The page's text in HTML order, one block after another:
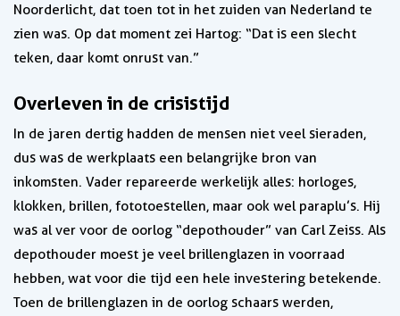
Noorderlicht, dat toen tot in het zuiden van Nederland te
zien was. Op dat moment zei Hartog: “Dat is een slecht
teken, daar komt onrust van.”
Overleven in de crisistijd
In de jaren dertig hadden de mensen niet veel sieraden,
dus was de werkplaats een belangrijke bron van
inkomsten. Vader repareerde werkelijk alles: horloges,
klokken, brillen, fototoestellen, maar ook wel paraplu’s. Hij
was al ver voor de oorlog “depothouder” van Carl Zeiss. Als
depothouder moest je veel brillenglazen in voorraad
hebben, wat voor die tijd een hele investering betekende.
Toen de brillenglazen in de oorlog schaars werden,